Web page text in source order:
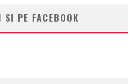
SI PE FACEBOOK